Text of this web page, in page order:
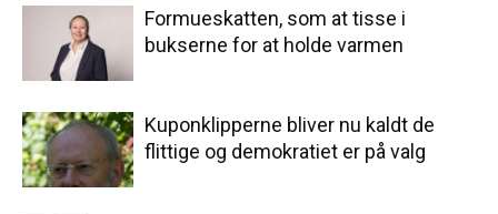
Formueskatten, som at tisse i
bukserne for at holde varmen
Kuponklipperne bliver nu kaldt de
flittige og demokratiet er på valg